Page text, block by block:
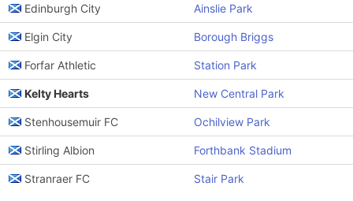
Edinburgh City Ainslie Park
Elgin City Borough Briggs
Forfar Athletic Station Park
Kelty Hearts New Central Park
Stenhousemuir FC Ochilview Park
Stirling Albion Forthbank Stadium
Stranraer FC Stair Park